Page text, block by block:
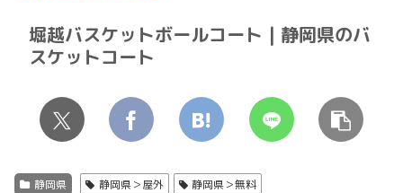
堀越バスケットボールコート | 静岡県のバ
スケットコート
静岡県 静岡県＞屋外
静岡県＞無料